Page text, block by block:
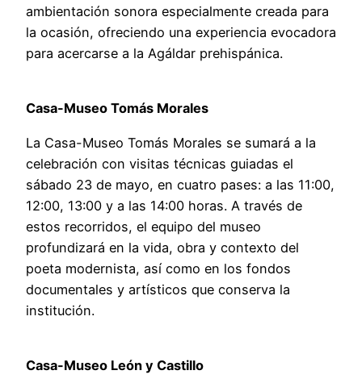
ambientación sonora especialmente creada para
la ocasión, ofreciendo una experiencia evocadora
para acercarse a la Agáldar prehispánica.
Casa-Museo Tomás Morales
La Casa-Museo Tomás Morales se sumará a la
celebración con visitas técnicas guiadas el
sábado 23 de mayo, en cuatro pases: a las 11:00,
12:00, 13:00 y a las 14:00 horas. A través de
estos recorridos, el equipo del museo
profundizará en la vida, obra y contexto del
poeta modernista, así como en los fondos
documentales y artísticos que conserva la
institución.
Casa-Museo León y Castillo